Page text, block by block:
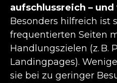
aufschlussreich –
Besonders hilfreich ist
frequentierten Seiten
Handlungszielen (z. B.
Landingpages).
sie bei zu geringer